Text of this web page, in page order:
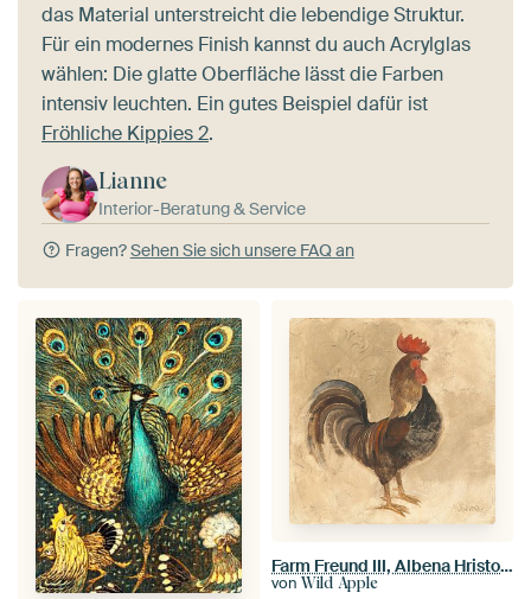
das Material unterstreicht die lebendige Struktur.
Für ein modernes Finish kannst du auch Acrylglas
wählen: Die glatte Oberfläche lässt die Farben
intensiv leuchten. Ein gutes Beispiel dafür ist
Fröhliche Kippies 2.
Lianne
Interior-Beratung & Service
Fragen?Sehen Sie sich unsere FAQ an
Farm Freund III, Albena Hristova
von Wild Apple